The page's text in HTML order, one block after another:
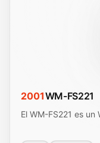
2001WM-FS221
El WM-FS221 es